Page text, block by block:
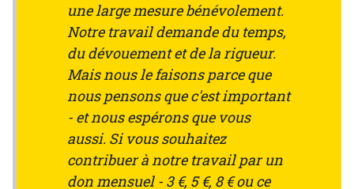
une large mesure bénévolement.
Notre travail demande du temps,
du dévouement et de la rigueur.
Mais nous le faisons parce que
nous pensons que c'est important
- et nous espérons que vous
aussi. Si vous souhaitez
contribuer à notre travail par un
don mensuel - 3 €, 5 €, 8 € ou ce